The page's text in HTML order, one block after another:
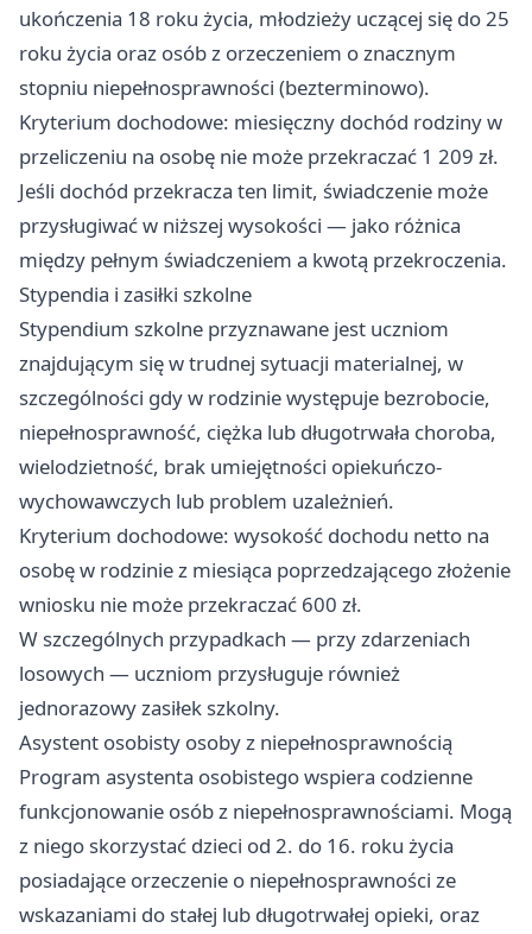
ukończenia 18 roku życia, młodzieży uczącej się do 25
roku życia oraz osób z orzeczeniem o znacznym
stopniu niepełnosprawności (bezterminowo).
Kryterium dochodowe: miesięczny dochód rodziny w
przeliczeniu na osobę nie może przekraczać 1 209 zł.
Jeśli dochód przekracza ten limit, świadczenie może
przysługiwać w niższej wysokości — jako różnica
między pełnym świadczeniem a kwotą przekroczenia.
Stypendia i zasiłki szkolne
Stypendium szkolne przyznawane jest uczniom
znajdującym się w trudnej sytuacji materialnej, w
szczególności gdy w rodzinie występuje bezrobocie,
niepełnosprawność, ciężka lub długotrwała choroba,
wielodzietność, brak umiejętności opiekuńczo-
wychowawczych lub problem uzależnień.
Kryterium dochodowe: wysokość dochodu netto na
osobę w rodzinie z miesiąca poprzedzającego złożenie
wniosku nie może przekraczać 600 zł.
W szczególnych przypadkach — przy zdarzeniach
losowych — uczniom przysługuje również
jednorazowy zasiłek szkolny.
Asystent osobisty osoby z niepełnosprawnością
Program asystenta osobistego wspiera codzienne
funkcjonowanie osób z niepełnosprawnościami. Mogą
z niego skorzystać dzieci od 2. do 16. roku życia
posiadające orzeczenie o niepełnosprawności ze
wskazaniami do stałej lub długotrwałej opieki, oraz